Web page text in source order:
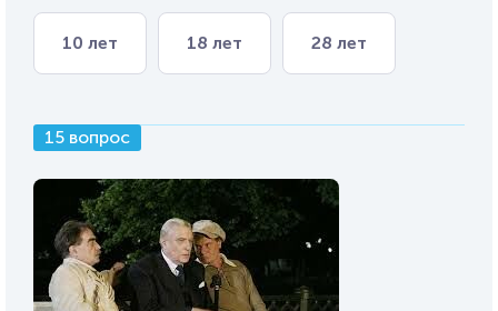
10 лет 18 лет 28 лет
15 вопрос